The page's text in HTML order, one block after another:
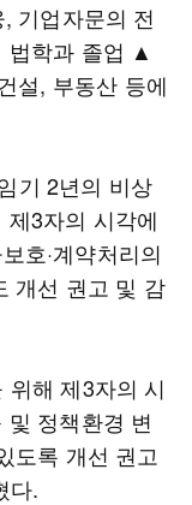
기업자문의 전
법학과 졸업 ▲
설, 부동산 등에
기 2년의 비상
3자의 시각에
호·계약처리의
개선 권고 및 감
위해 제3자의 시
정책환경 변
도록 개선 권고
다.